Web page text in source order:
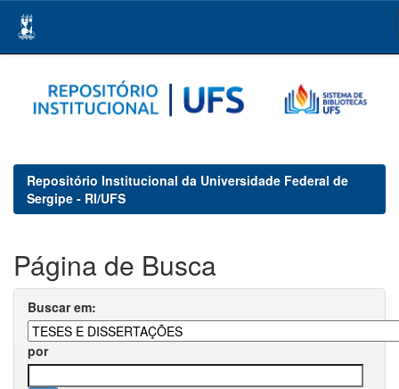
navigation
Repositório Institucional da Universidade Federal de
Sergipe - RI/UFS
Página de Busca
Buscar em:
por